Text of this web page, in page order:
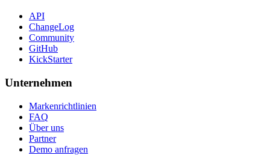
API
ChangeLog
Community
GitHub
KickStarter
Unternehmen
Markenrichtlinien
FAQ
Über uns
Partner
Demo anfragen